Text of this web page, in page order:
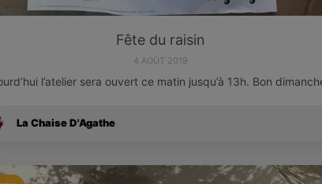
Fête du raisin
4 AOÛT 2019
l’atelier sera ouvert ce matin jusqu’à 13h. Bon
La Chaise D'Agathe